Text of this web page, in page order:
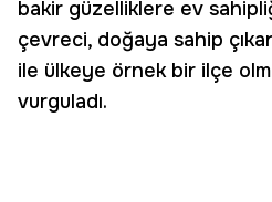
bakir güzelliklere ev
çevreci, doğaya sahip
ile ülkeye örnek bir ilçe
vurguladı.